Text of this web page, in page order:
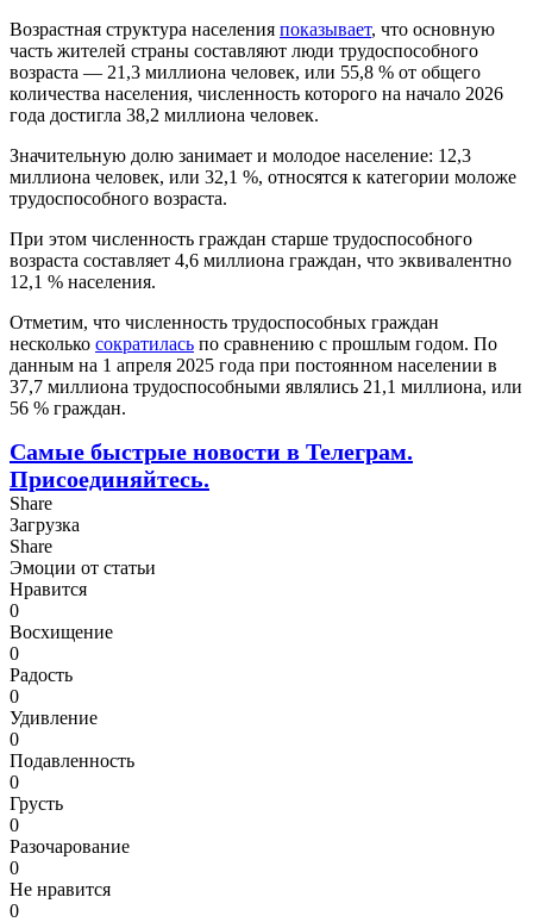
Возрастная структура населения показывает, что основную
часть жителей страны составляют люди трудоспособного
возраста — 21,3 миллиона человек, или 55,8 % от общего
количества населения, численность которого на начало 2026
года достигла 38,2 миллиона человек.
Значительную долю занимает и молодое население: 12,3
миллиона человек, или 32,1 %, относятся к категории моложе
трудоспособного возраста.
При этом численность граждан старше трудоспособного
возраста составляет 4,6 миллиона граждан, что эквивалентно
12,1 % населения.
Отметим, что численность трудоспособных граждан
несколько сократилась по сравнению с прошлым годом. По
данным на 1 апреля 2025 года при постоянном населении в
37,7 миллиона трудоспособными являлись 21,1 миллиона, или
56 % граждан.
Самые быстрые новости в Телеграм.
Присоединяйтесь.
Share
Загрузка
Share
Эмоции от статьи
Нравится
0
Восхищение
0
Радость
0
Удивление
0
Подавленность
0
Грусть
0
Разочарование
0
Не нравится
0